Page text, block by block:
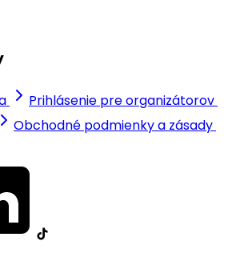
Prihlásenie pre organizátorov
Obchodné podmienky a zásady